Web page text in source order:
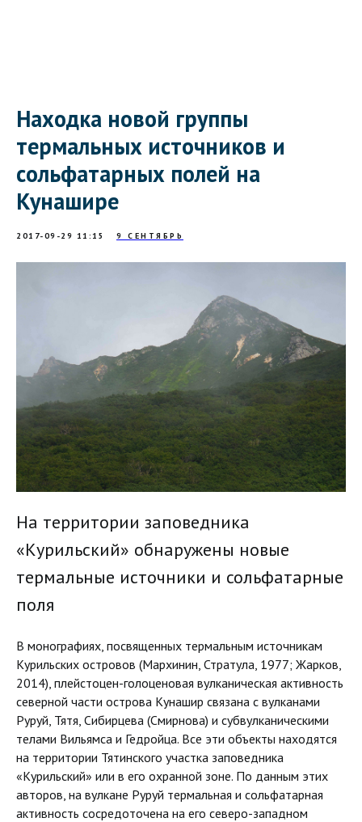
Находка новой группы
термальных источников и
сольфатарных полей на
Кунашире
2017-09-29 11:15 9 СЕНТЯБРЬ
На территории заповедника
«Курильский» обнаружены новые
термальные источники и сольфатарные
поля
В монографиях, посвященных термальным источникам
Курильских островов (Мархинин, Стратула, 1977; Жарков,
2014), плейстоцен-голоценовая вулканическая активность
северной части острова Кунашир связана с вулканами
Руруй, Тятя, Сибирцева (Смирнова) и субвулканическими
телами Вильямса и Гедройца. Все эти объекты находятся
на территории Тятинского участка заповедника
«Курильский» или в его охранной зоне. По данным этих
авторов, на вулкане Руруй термальная и сольфатарная
активность сосредоточена на его северо-западном